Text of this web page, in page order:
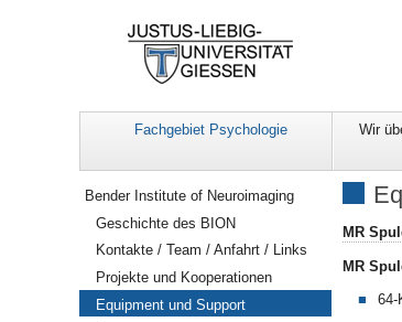
Fachgebiet Psychologie Wir
MR
MR
64-
Navigation
Bender Institute of Neuroimaging
Geschichte des BION
Kontakte / Team / Anfahrt / Links
Projekte und Kooperationen
Equipment und Support